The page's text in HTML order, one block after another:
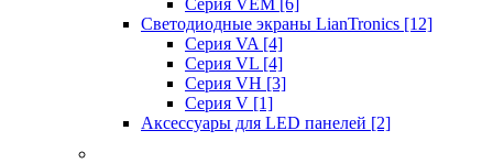
Серия VEM [6]
Светодиодные экраны LianTronics [12]
Серия VA [4]
Серия VL [4]
Серия VH [3]
Серия V [1]
Аксессуары для LED панелей [2]